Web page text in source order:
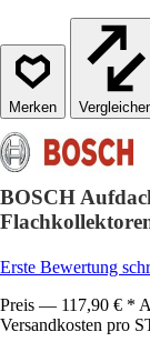
BOSCH
Erste Bewertung
Preis — 117,90 € *
Versandkosten pro